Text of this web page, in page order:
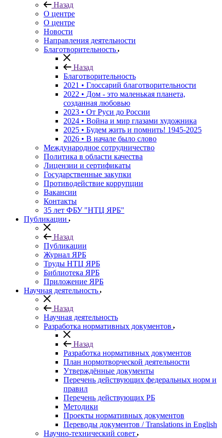
Назад
О центре
О центре
Новости
Направления деятельности
Благотворительность
Назад
Благотворительность
2021 • Глоссарий благотворительности
2022 • Дом - это маленькая планета,
созданная любовью
2023 • От Руси до России
2024 • Война и мир глазами художника
2025 • Будем жить и помнить! 1945-2025
2026 • В начале было слово
Международное сотрудничество
Политика в области качества
Лицензии и сертификаты
Государственные закупки
Противодействие коррупции
Вакансии
Контакты
35 лет ФБУ "НТЦ ЯРБ"
Публикации
Назад
Публикации
Журнал ЯРБ
Труды НТЦ ЯРБ
Библиотека ЯРБ
Приложение ЯРБ
Научная деятельность
Назад
Научная деятельность
Разработка нормативных документов
Назад
Разработка нормативных документов
План нормотворческой деятельности
Утверждённые документы
Перечень действующих федеральных норм и
правил
Перечень действующих РБ
Методики
Проекты нормативных документов
Переводы документов / Translations in English
Научно-технический совет